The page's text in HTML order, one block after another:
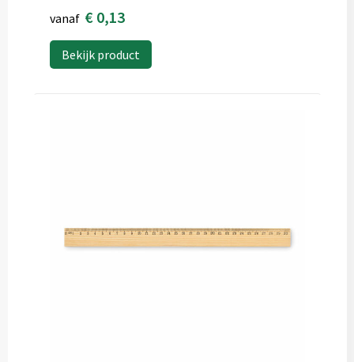
vanaf € 0,13
Bekijk product